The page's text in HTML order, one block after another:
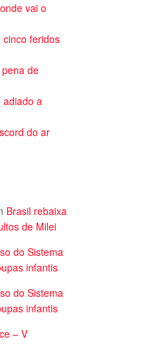
vai o
cinco feridos
de
adiado a
do ar
Brasil rebaixa
de Milei
do Sistema
infantis
do Sistema
infantis
– V